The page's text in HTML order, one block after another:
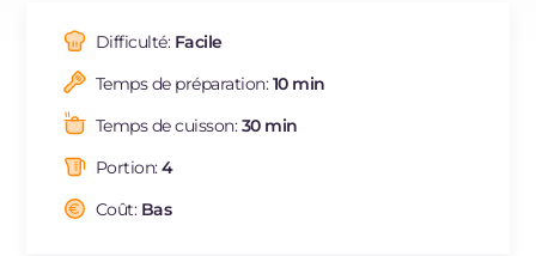
ES
BR
NL
Difficulté: Facile
Temps de préparation:10 min
Temps de cuisson:30 min
Portion:4
Coût: Bas